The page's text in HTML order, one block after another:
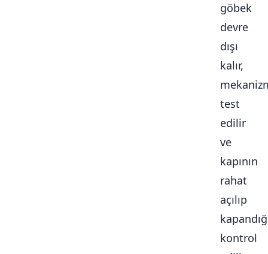
göbek
devre
dışı
kalır,
test
edilir
ve
kapının
rahat
açılıp
kontrol